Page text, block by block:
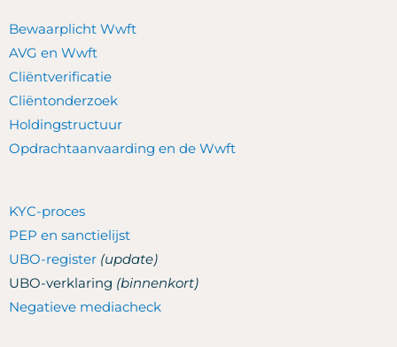
Bewaarplicht Wwft
AVG en Wwft
Cliëntverificatie
Cliëntonderzoek
Holdingstructuur
Opdrachtaanvaarding en de Wwft
KYC-proces
PEP en sanctielijst
UBO-register (update)
UBO-verklaring (binnenkort)
Negatieve mediacheck